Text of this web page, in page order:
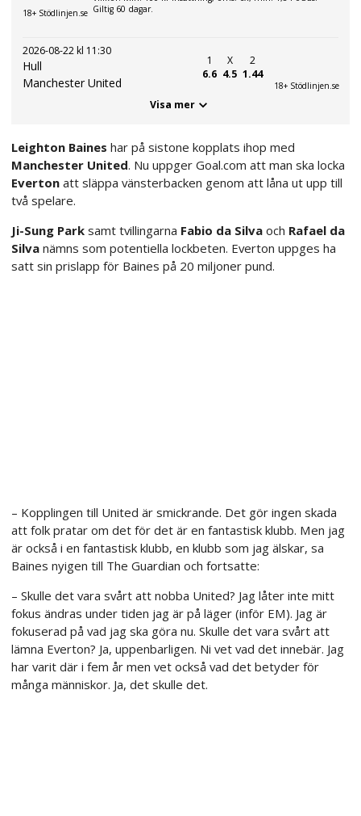
18+ Stödlinjen.se Giltig 60 dagar.
2026-08-22 kl 11:30
Hull
Manchester United
1
6.6
X
4.5
2
1.44
18+ Stödlinjen.se
Visa mer
Leighton Baines har på sistone kopplats ihop med
Manchester United. Nu uppger Goal.com att man ska locka
Everton att släppa vänsterbacken genom att låna ut upp till
två spelare.
Ji-Sung Park samt tvillingarna Fabio da Silva och Rafael da
Silva nämns som potentiella lockbeten. Everton uppges ha
satt sin prislapp för Baines på 20 miljoner pund.
– Kopplingen till United är smickrande. Det gör ingen skada
att folk pratar om det för det är en fantastisk klubb. Men jag
är också i en fantastisk klubb, en klubb som jag älskar, sa
Baines nyigen till The Guardian och fortsatte:
– Skulle det vara svårt att nobba United? Jag låter inte mitt
fokus ändras under tiden jag är på läger (inför EM). Jag är
fokuserad på vad jag ska göra nu. Skulle det vara svårt att
lämna Everton? Ja, uppenbarligen. Ni vet vad det innebär. Jag
har varit där i fem år men vet också vad det betyder för
många människor. Ja, det skulle det.